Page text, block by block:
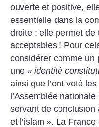
ouverte et positive,
essentielle dans la
droite : elle permet de
acceptables ! Pour
considérer comme un
une « identité
ainsi que l’ont voté
l’Assemblée
servant de conclusion
et l’islam ». La France